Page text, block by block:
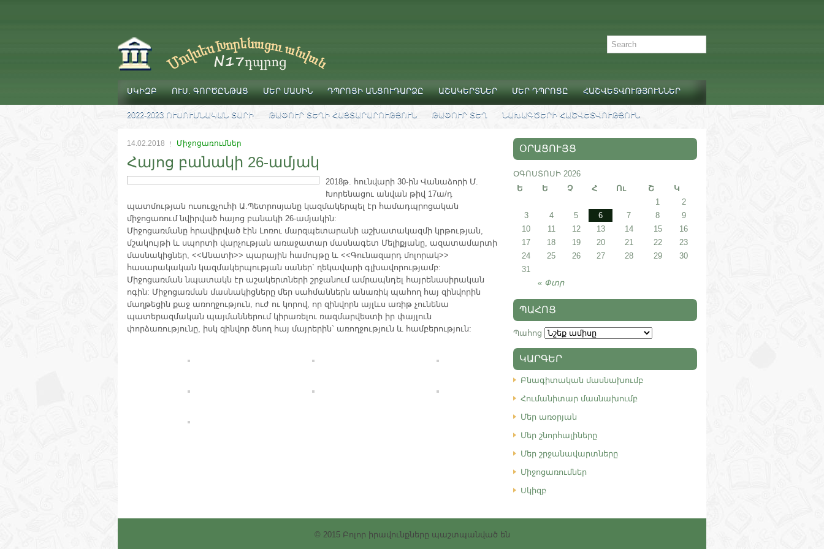
ՍԿԻԶԲ ՈՒՍ. ԳՈՐԾԸՆԹԱՑ ՄԵՐ ՄԱՍԻՆ ԴՊՐՈՑԻ ԱՆՑՈՒԴԱՐՁԸ ԱՇԱԿԵՐՏՆԵՐ ՄԵՐ ԴՊՐՈՑԸ ՀԱՇՎԵՏՎՈՒԹՅՈՒՆՆԵՐ
2022-2023 ՈՒՍՈՒՄՆԱԿԱՆ ՏԱՐԻ ԹԱՓՈՒՐ ՏԵՂԻ ՀԱՅՏԱՐԱՐՈՒԹՅՈՒՆ ԹԱՓՈՒՐ ՏԵՂ ՆԱԽԱԳԾԵՐԻ ՀԱՇՎԵՏՎՈՒԹՅՈՒՆ
14.02.2018 Միջոցառումներ
Հայոց բանակի 26-ամյակ
2018թ. հունվարի 30-ին Վանաձորի Մ.
Խորենացու անվան թիվ 17ա/դ
պատմության ուսուցչուհի Ա.Պետրոսյանը կազմակերպել էր համադպրոցական
միջոցառում նվիրված հայոց բանակի 26-ամյակին:
Միջոցառմանը հրավիրված էին Լոռու մարզպետարանի աշխատակազմի կրթության,
մշակույթի և սպորտի վարչության առաջատար մասնագետ Մելիքյանը, ազատամարտի
մասնակիցներ, <<Անատի>> պարային համույթը և <<Գունազարդ մոլորակ>>
հասարակական կազմակերպության սաներ` ղեկավարի գլխավորությամբ:
Միջոցառման նպատակն էր աշակերտների շրջանում ամրապնդել հայրենասիրական
ոգին: Միջոցառման մասնակիցները մեր սահմաններն անառիկ պահող հայ զինվորին
մաղթեցին քաջ առողջություն, ուժ ու կորով, որ զինվորն այլևս առիթ չունենա
պատերազմական պայմաններում կիրառելու ռազմարվեստի իր փայլուն
փորձառությունը, իսկ զինվոր ծնող հայ մայրերին` առողջություն և համբերություն:
ՕՐԱՑՈՒՅՑ
ՕԳՈՍՏՈՍԻ 2026
Ե
Ե Չ Հ Ու Շ Կ
« Փտր
1
2
3
4 5 6 7 8
9
10
11 12 13 14 15
16
17
18 19 20 21 22
23
24
25 26 27 28 29
30
31
ՊԱՀՈՑ
Պահոց
ԿԱՐԳԵՐ
Բնագիտական մասնախումբ
Հումանիտար մասնախումբ
Մեր առօրյան
Մեր շնորհալիները
Մեր շրջանավարտները
Միջոցառումներ
Սկիզբ
© 2015 Բոլոր իրավունքները պաշտպանված են